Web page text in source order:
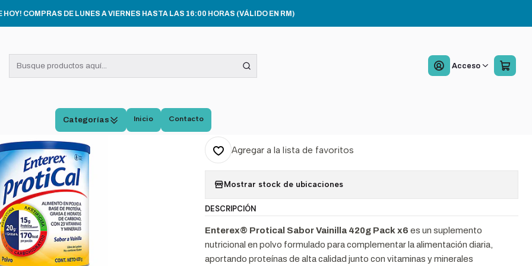
Acceso
Categorías Inicio Contacto
HOY! COMPRAS DE LUNES A VIERNES HASTA LAS 16:00 HORAS (VÁLIDO EN RM)
ALIMENTICIOS Enterex® Protical Sabor Vainilla 420g Pack x6
Enterex® Protical Sabor
Vainilla 420g Pack x6
Agregar a la lista de favoritos
Mostrar stock de ubicaciones
DESCRIPCIÓN
Enterex® Protical Sabor Vainilla 420g Pack x6 es un suplemento
nutricional en polvo formulado para complementar la alimentación diaria,
aportando proteínas de alta calidad junto con vitaminas y minerales